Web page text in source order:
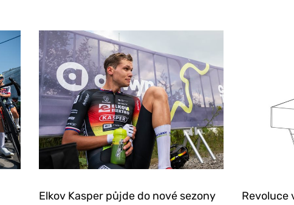
Elkov Kasper půjde do nové sezony
Revoluce